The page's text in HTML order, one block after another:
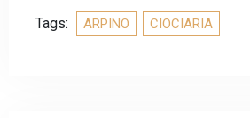
Tags: ARPINO CIOCIARIA